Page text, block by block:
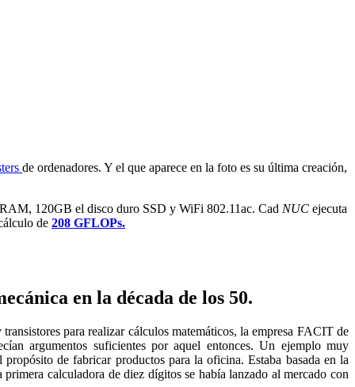
de ordenadores. Y el que aparece en la foto es su última creación,
120GB el disco duro SSD y WiFi 802.11ac. Cad NUC ejecuta
de 208 GFLOPs.
en la década de los 50.
para realizar cálculos matemáticos, la empresa FACIT de
argumentos suficientes por aquel entonces. Un ejemplo muy
de fabricar productos para la oficina. Estaba basada en la
calculadora de diez dígitos se había lanzado al mercado con